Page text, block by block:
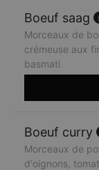
Boeuf saag
Morceaux de
crémeuse aux
basmati
Boeuf curry
Morceaux de
d'oignons,